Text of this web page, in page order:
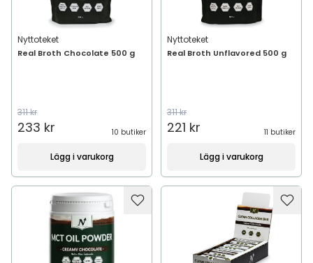
Nyttoteket
Real Broth Chocolate 500 g
311 kr
233 kr 10 butiker
Lägg i varukorg
Nyttoteket
Real Broth Unflavored 500 g
311 kr
221 kr 11 butiker
Lägg i varukorg